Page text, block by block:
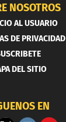
NOSOTROS
AL USUARIO
DE PRIVACIDAD
DEL SITIO
EN